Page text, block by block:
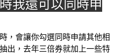
我還可以同時申
，會讓你勾選同時申請其他相
出，去年三倍券就加上一些特